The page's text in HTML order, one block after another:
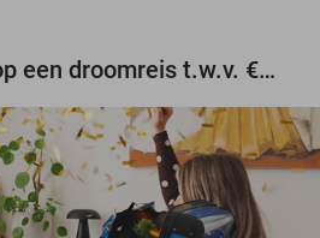
Maak gratis kans op een droomreis t.w.v. €3.000!